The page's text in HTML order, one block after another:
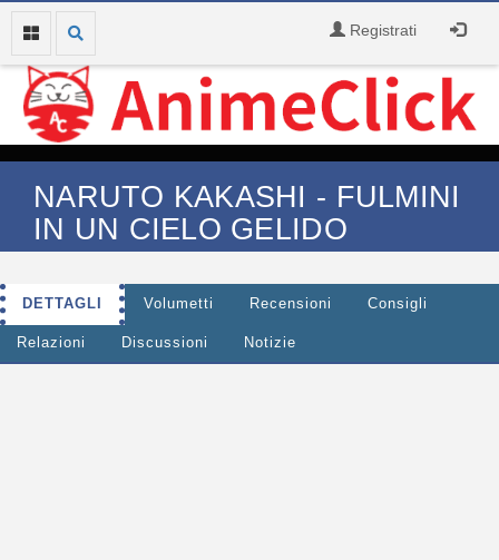
Registrati
NARUTO KAKASHI - FULMINI
IN UN CIELO GELIDO
DETTAGLI Volumetti Recensioni Consigli
Relazioni Discussioni Notizie